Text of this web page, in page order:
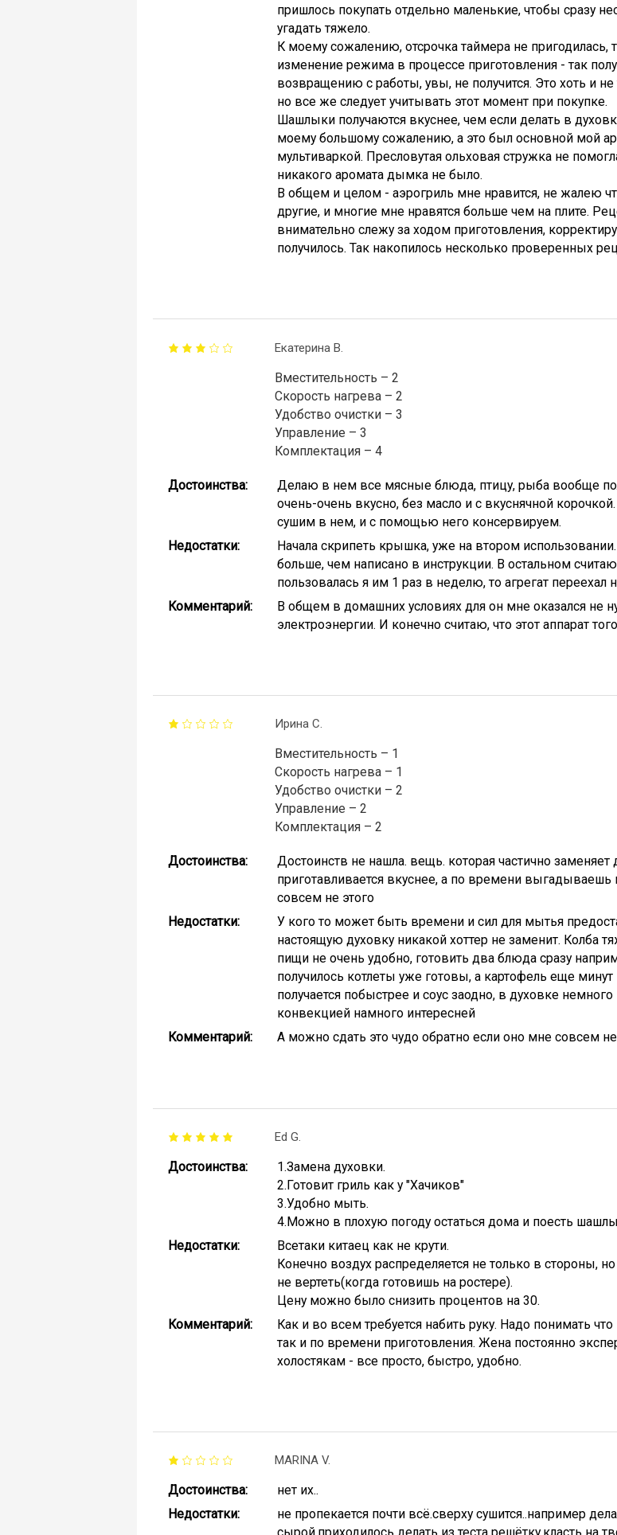
пришлось покупать отдельно маленькие, чтобы сразу
угадать тяжело.
К моему сожалению, отсрочка таймера не
изменение режима в процессе приготовления - так
возвращению с работы, увы, не получится. Это хоть и
но все же следует учитывать этот момент при покупке.
Шашлыки получаются вкуснее, чем если делать в
моему большому сожалению, а это был основной мой
мультиваркой. Пресловутая ольховая стружка не
никакого аромата дымка не было.
В общем и целом - аэрогриль мне нравится, не жалею
другие, и многие мне нравятся больше чем на плите.
внимательно слежу за ходом приготовления,
получилось. Так накопилось несколько проверенных
Екатерина В.
Вместительность – 2
Скорость нагрева – 2
Удобство очистки – 3
Управление – 3
Комплектация – 4
Достоинства:
Делаю в нем все мясные блюда, птицу, рыба вообще
очень-очень вкусно, без масло и с вкуснячной
сушим в нем, и с помощью него консервируем.
Недостатки:
Начала скрипеть крышка, уже на втором
больше, чем написано в инструкции. В остальном
пользовалась я им 1 раз в неделю, то агрегат переехал
Комментарий:
В общем в домашних условиях для он мне оказался не
электроэнергии. И конечно считаю, что этот аппарат
Ирина С.
Вместительность – 1
Скорость нагрева – 1
Удобство очистки – 2
Управление – 2
Комплектация – 2
Достоинства:
Достоинств не нашла. вещь. которая частично заменяет
приготавливается вкуснее, а по времени
совсем не этого
Недостатки:
У кого то может быть времени и сил для мытья
настоящую духовку никакой хоттер не заменит. Колба
пищи не очень удобно, готовить два блюда сразу
получилось котлеты уже готовы, а картофель еще минут
получается побыстрее и соус заодно, в духовке
конвекцией намного интересней
Комментарий:
А можно сдать это чудо обратно если оно мне совсем
Ed G.
Достоинства:
1.Замена духовки.
2.Готовит гриль как у "Хачиков"
3.Удобно мыть.
4.Можно в плохую погоду остаться дома и поесть
Недостатки:
Всетаки китаец как не крути.
Конечно воздух распределяется не только в стороны,
не вертеть(когда готовишь на ростере).
Цену можно было снизить процентов на 30.
Комментарий:
Как и во всем требуется набить руку. Надо понимать
так и по времени приготовления. Жена постоянно
холостякам - все просто, быстро, удобно.
MARINA V.
Достоинства:
нет их..
Недостатки:
не пропекается почти всё.сверху сушится..например